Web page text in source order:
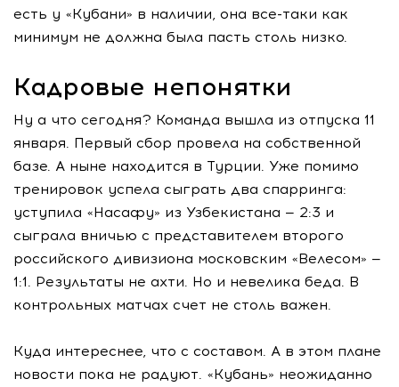
есть у «Кубани» в наличии, она все-таки как
минимум не должна была пасть столь низко.
Кадровые непонятки
Ну а что сегодня? Команда вышла из отпуска 11
января. Первый сбор провела на собственной
базе. А ныне находится в Турции. Уже помимо
тренировок успела сыграть два спарринга:
уступила «Насафу» из Узбекистана — 2:3 и
сыграла вничью с представителем второго
российского дивизиона московским «Велесом» —
1:1. Результаты не ахти. Но и невелика беда. В
контрольных матчах счет не столь важен.
Куда интереснее, что с составом. А в этом плане
новости пока не радуют. «Кубань» неожиданно